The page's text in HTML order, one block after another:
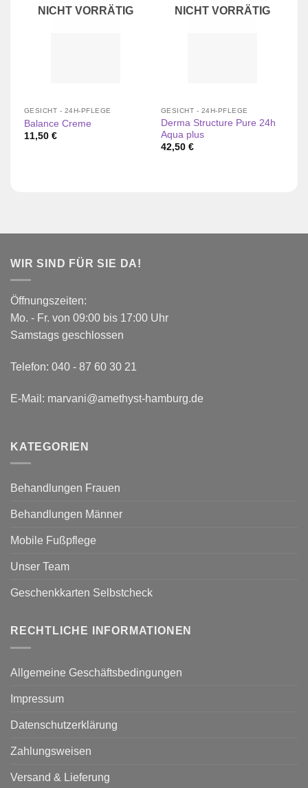
NICHT VORRÄTIG
GESICHT - 24H-PFLEGE
Balance Creme
11,50 €
NICHT VORRÄTIG
GESICHT - 24H-PFLEGE
Derma Structure Pure 24h
Aqua plus
42,50 €
WIR SIND FÜR SIE DA!
Öffnungszeiten:
Mo. - Fr. von 09:00 bis 17:00 Uhr
Samstags geschlossen
Telefon: 040 - 87 60 30 21
E-Mail: marvani@amethyst-hamburg.de
KATEGORIEN
Behandlungen Frauen
Behandlungen Männer
Mobile Fußpflege
Unser Team
Geschenkkarten Selbstcheck
RECHTLICHE INFORMATIONEN
Allgemeine Geschäftsbedingungen
Impressum
Datenschutzerklärung
Zahlungsweisen
Versand & Lieferung